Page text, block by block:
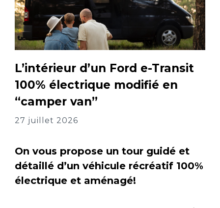
L’intérieur d’un Ford e-Transit
100% électrique modifié en
“camper van”
27 juillet 2026
On vous propose un tour guidé et
détaillé d’un véhicule récréatif 100%
électrique et aménagé!